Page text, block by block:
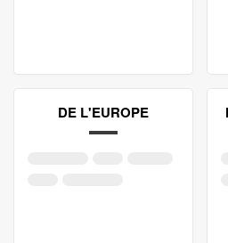
DE L'EUROPE